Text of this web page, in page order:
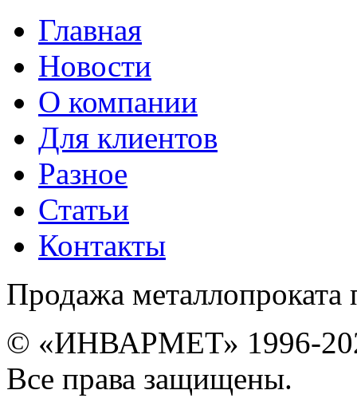
Главная
Новости
О компании
Для клиентов
Разное
Статьи
Контакты
Продажа металлопроката
© «ИНВАРМЕТ» 1996-
Все права защищены.